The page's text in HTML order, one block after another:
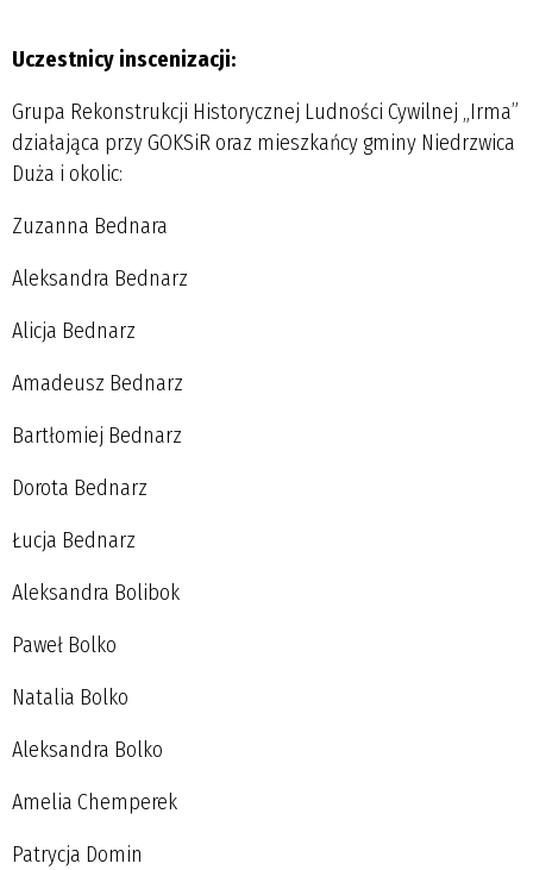
Uczestnicy inscenizacji:
Grupa Rekonstrukcji Historycznej Ludności Cywilnej „Irma”
działająca przy GOKSiR oraz mieszkańcy gminy Niedrzwica
Duża i okolic:
Zuzanna Bednara
Aleksandra Bednarz
Alicja Bednarz
Amadeusz Bednarz
Bartłomiej Bednarz
Dorota Bednarz
Łucja Bednarz
Aleksandra Bolibok
Paweł Bolko
Natalia Bolko
Aleksandra Bolko
Amelia Chemperek
Patrycja Domin